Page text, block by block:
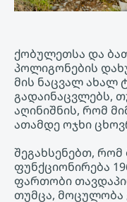
ქობულეთსა და
პოლიგონების
მის ნაცვალ ახალ
გადაინაცვლებს,
აღინიშნის, რომ
ათამდე ოჯხი
შეგახსენებთ,
ფუნქციონირება
ფართობი
თუმცა, მოცულობა